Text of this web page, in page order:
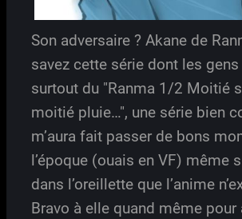
Son adversaire ? Akane de
savez cette série dont les
surtout du "Ranma 1/2 Moitié
moitié pluie…", une série bien
m’aura fait passer de bons
l’époque (ouais en VF) même
dans l’oreillette que l’anime
Bravo à elle quand même pour